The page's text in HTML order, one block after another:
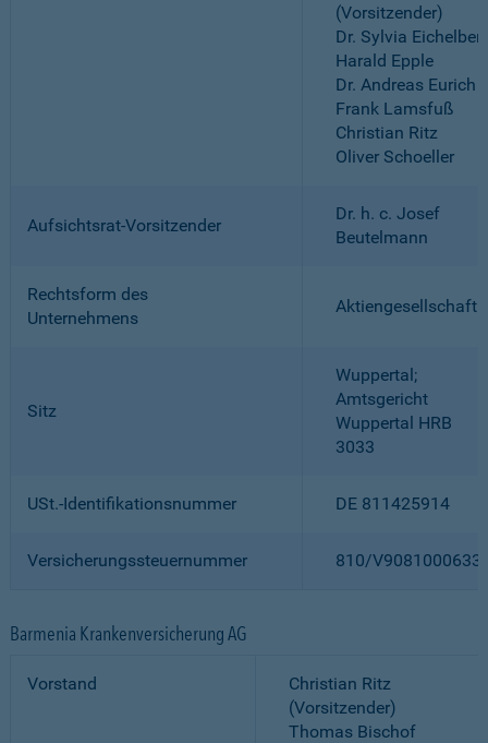
(Vorsitzender)
Dr. Sylvia
Harald Epple
Dr. Andreas Eurich
Frank Lamsfuß
Christian Ritz
Oliver Schoeller
Aufsichtsrat-Vorsitzender
Dr. h. c. Josef
Beutelmann
Rechtsform des
Unternehmens
Aktiengesellschaft
Sitz
Wuppertal;
Amtsgericht
Wuppertal HRB
3033
USt.-Identifikationsnummer DE 811425914
Versicherungssteuernummer 810/
Barmenia Krankenversicherung AG
Vorstand
Christian Ritz
(Vorsitzender)
Thomas Bischof